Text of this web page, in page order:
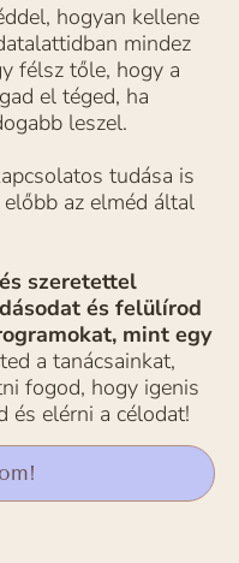
hogyan kellene
mindez
félsz tőle, hogy a
el téged, ha
leszel.
tudása is
az elméd által
szeretettel
és felülírod
mint egy
a tanácsainkat,
fogod, hogy igenis
és elérni a célodat!